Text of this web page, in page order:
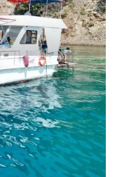
Nouveau bateau
& Fuel-Included
et prix